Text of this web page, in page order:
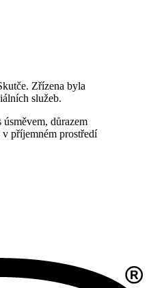
Zřízena byla
služeb.
důrazem
v příjemném prostředí